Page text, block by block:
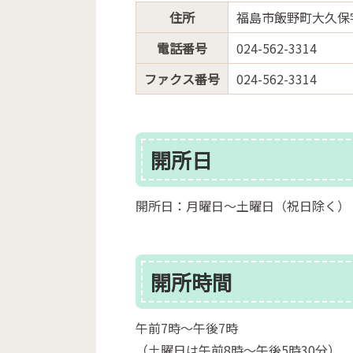
住所
福島市飯野町大久
電話番号
024-562-3314
ファクス番号
024-562-3314
開所日
開所日：月曜日～土曜日（祝日除く）
開所時間
午前7時～午後7時